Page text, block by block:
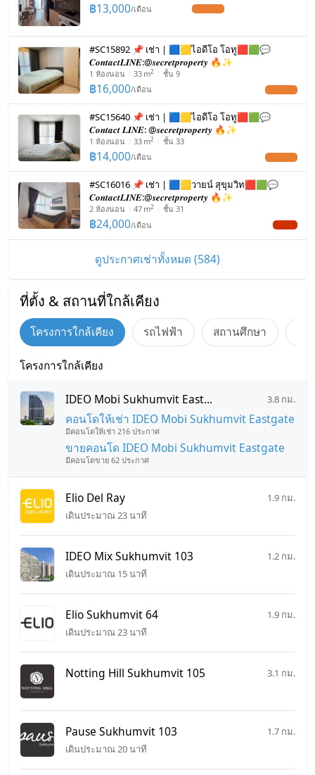
฿13,000/เดือน
#SC15892 📌 เช่า | 🟦🟨ไอดีโอ โอทู🟥🟩💬
𝑪𝒐𝒏𝒕𝒂𝒄𝒕𝑳𝑰𝑵𝑬:@𝒔𝒆𝒄𝒓𝒆𝒕𝒑𝒓𝒐𝒑𝒆𝒓𝒕𝒚 🔥✨
1 ห้องนอน 33 m2 ชั้น 9
฿16,000/เดือน
#SC15640 📌 เช่า | 🟦🟨ไอดีโอ โอทู🟥🟩💬
𝑪𝒐𝒏𝒕𝒂𝒄𝒕 𝑳𝑰𝑵𝑬: @𝒔𝒆𝒄𝒓𝒆𝒕𝒑𝒓𝒐𝒑𝒆𝒓𝒕𝒚 🔥✨
1 ห้องนอน 33 m2 ชั้น 33
฿14,000/เดือน
#SC16016 📌 เช่า | 🟦🟨วายน์ สุขุมวิท🟥🟩💬
𝑪𝒐𝒏𝒕𝒂𝒄𝒕𝑳𝑰𝑵𝑬:@𝒔𝒆𝒄𝒓𝒆𝒕𝒑𝒓𝒐𝒑𝒆𝒓𝒕𝒚 🔥✨
2 ห้องนอน 47 m2 ชั้น 31
฿24,000/เดือน
ดูประกาศเช่าทั้งหมด (584)
ที่ตั้ง & สถานที่ใกล้เคียง
โครงการใกล้เคียง รถไฟฟ้า สถานศึกษา
โครงการใกล้เคียง
IDEO Mobi Sukhumvit Eastgate 3.8 กม.
คอนโดให้เช่า IDEO Mobi Sukhumvit Eastgate
มีคอนโดให้เช่า 216 ประกาศ
ขายคอนโด IDEO Mobi Sukhumvit Eastgate
มีคอนโดขาย 62 ประกาศ
Elio Del Ray
1.9 กม.
เดินประมาณ 23 นาที
IDEO Mix Sukhumvit 103
1.2 กม.
เดินประมาณ 15 นาที
Elio Sukhumvit 64
1.9 กม.
เดินประมาณ 23 นาที
Notting Hill Sukhumvit 105 3.1 กม.
Pause Sukhumvit 103
1.7 กม.
เดินประมาณ 20 นาที